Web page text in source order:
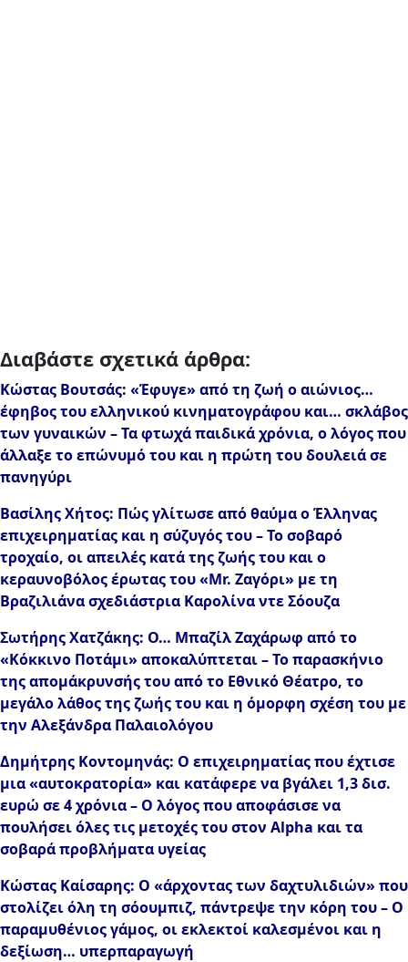
Διαβάστε σχετικά άρθρα:
Κώστας Βουτσάς: «Έφυγε» από τη ζωή ο αιώνιος…
έφηβος του ελληνικού κινηματογράφου και… σκλάβος
των γυναικών – Τα φτωχά παιδικά χρόνια, ο λόγος που
άλλαξε το επώνυμό του και η πρώτη του δουλειά σε
πανηγύρι
Βασίλης Χήτος: Πώς γλίτωσε από θαύμα ο Έλληνας
επιχειρηματίας και η σύζυγός του – Το σοβαρό
τροχαίο, οι απειλές κατά της ζωής του και ο
κεραυνοβόλος έρωτας του «Mr. Ζαγόρι» με τη
Βραζιλιάνα σχεδιάστρια Καρολίνα ντε Σόουζα
Σωτήρης Χατζάκης: Ο… Μπαζίλ Ζαχάρωφ από το
«Κόκκινο Ποτάμι» αποκαλύπτεται – Το παρασκήνιο
της απομάκρυνσής του από το Εθνικό Θέατρο, το
μεγάλο λάθος της ζωής του και η όμορφη σχέση του με
την Αλεξάνδρα Παλαιολόγου
Δημήτρης Κοντομηνάς: Ο επιχειρηματίας που έχτισε
μια «αυτοκρατορία» και κατάφερε να βγάλει 1,3 δισ.
ευρώ σε 4 χρόνια – Ο λόγος που αποφάσισε να
πουλήσει όλες τις μετοχές του στον Alpha και τα
σοβαρά προβλήματα υγείας
Κώστας Καίσαρης: Ο «άρχοντας των δαχτυλιδιών» που
στολίζει όλη τη σόουμπιζ, πάντρεψε την κόρη του – Ο
παραμυθένιος γάμος, οι εκλεκτοί καλεσμένοι και η
δεξίωση… υπερπαραγωγή